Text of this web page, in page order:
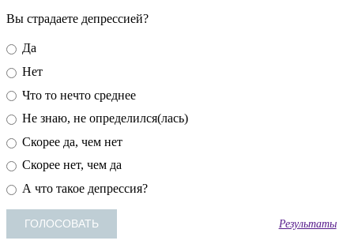
Вы страдаете депрессией?
Да
Нет
Что то нечто среднее
Не знаю, не определился(лась)
Скорее да, чем нет
Скорее нет, чем да
А что такое депрессия?
Результаты